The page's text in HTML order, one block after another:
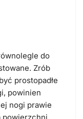
do
Zrób
prostopadłe
powinien
nogi prawie